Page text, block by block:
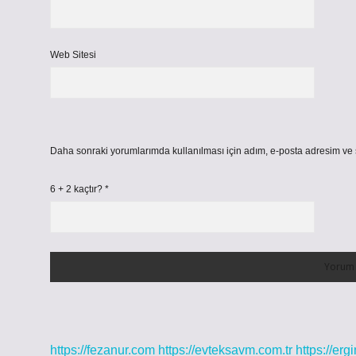
Web Sitesi
Daha sonraki yorumlarımda kullanılması için adım, e-posta adresim
6 + 2 kaçtır? *
https://fezanur.com https://evteksavm.com.tr https://